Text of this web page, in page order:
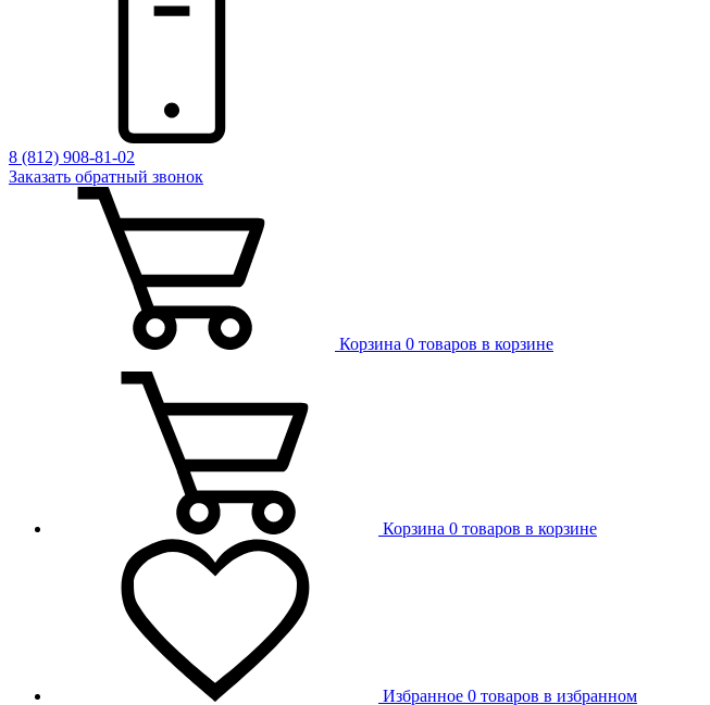
8 (812) 908-81-02
Заказать обратный звонок
Корзина 0 товаров в корзине
Корзина 0 товаров в корзине
Избранное 0 товаров в избранном